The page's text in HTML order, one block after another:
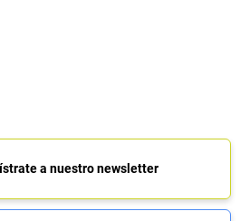
a nuestro newsletter